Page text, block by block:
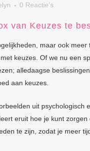
0 Reactie's
van Keuzes te
maar ook
keuzes. Of we nu een
alledaagse
aan keuzes.
uit psychologisch
eruit hoe je kunt
te zijn, zodat je meer